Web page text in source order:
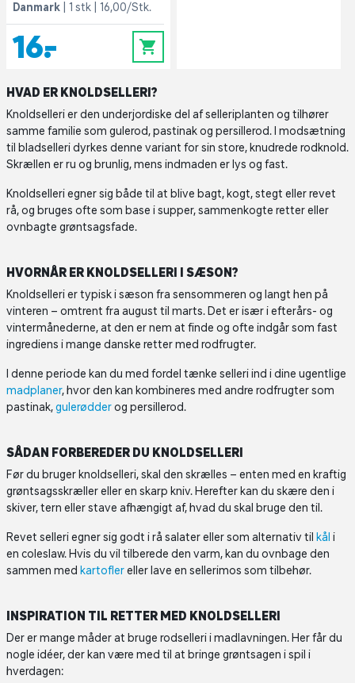
Danmark
1 stk 16,00/Stk.
16,- 0
HVAD ER KNOLDSELLERI?
Knoldselleri er den underjordiske del af selleriplanten og tilhører
samme familie som gulerod, pastinak og persillerod. I modsætning
til bladselleri dyrkes denne variant for sin store, knudrede rodknold.
Skrællen er ru og brunlig, mens indmaden er lys og fast.
Knoldselleri egner sig både til at blive bagt, kogt, stegt eller revet
rå, og bruges ofte som base i supper, sammenkogte retter eller
ovnbagte grøntsagsfade.
HVORNÅR ER KNOLDSELLERI I SÆSON?
Knoldselleri er typisk i sæson fra sensommeren og langt hen på
vinteren – omtrent fra august til marts. Det er især i efterårs- og
vintermånederne, at den er nem at finde og ofte indgår som fast
ingrediens i mange danske retter med rodfrugter.
I denne periode kan du med fordel tænke selleri ind i dine ugentlige
madplaner, hvor den kan kombineres med andre rodfrugter som
pastinak,gulerødderog persillerod.
SÅDAN FORBEREDER DU KNOLDSELLERI
Før du bruger knoldselleri, skal den skrælles – enten med en kraftig
grøntsagsskræller eller en skarp kniv. Herefter kan du skære den i
skiver, tern eller stave afhængigt af, hvad du skal bruge den til.
Revet selleri egner sig godt i rå salater eller som alternativ til kål i
en coleslaw. Hvis du vil tilberede den varm, kan du ovnbage den
sammen med kartoflereller lave en sellerimos som tilbehør.
INSPIRATION TIL RETTER MED KNOLDSELLERI
Der er mange måder at bruge rodselleri i madlavningen. Her får du
nogle idéer, der kan være med til at bringe grøntsagen i spil i
hverdagen: